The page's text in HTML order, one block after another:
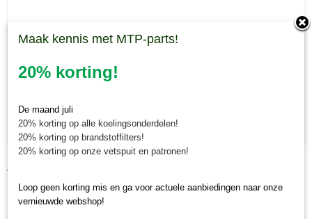
Brandstoffilter Kubota B/GB/Aste
€ 5,20
Maak kennis met MTP-parts!
20% korting!
De maand juli
20% korting op alle koelingsonderdelen!
20% korting op brandstoffilters!
20% korting op onze vetspuit en patronen!
Loop geen korting mis en ga voor actuele aanbiedingen naar onze
vernieuwde webshop!